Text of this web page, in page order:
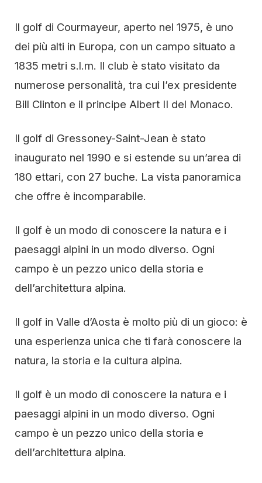
Il golf di Courmayeur, aperto nel 1975, è uno
dei più alti in Europa, con un campo situato a
1835 metri s.l.m. Il club è stato visitato da
numerose personalità, tra cui l’ex presidente
Bill Clinton e il principe Albert II del Monaco.
Il golf di Gressoney-Saint-Jean è stato
inaugurato nel 1990 e si estende su un’area di
180 ettari, con 27 buche. La vista panoramica
che offre è incomparabile.
Il golf è un modo di conoscere la natura e i
paesaggi alpini in un modo diverso. Ogni
campo è un pezzo unico della storia e
dell’architettura alpina.
Il golf in Valle d’Aosta è molto più di un gioco: è
una esperienza unica che ti farà conoscere la
natura, la storia e la cultura alpina.
Il golf è un modo di conoscere la natura e i
paesaggi alpini in un modo diverso. Ogni
campo è un pezzo unico della storia e
dell’architettura alpina.